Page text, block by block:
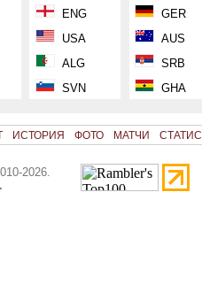
ENG
USA
ALG
SVN
GER
AUS
SRB
GHA
ИСТОРИЯ ФОТО МАТЧИ
2026.